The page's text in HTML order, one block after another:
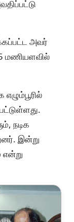
அவர்
5 மணியளவில்
நடிக
இன்று